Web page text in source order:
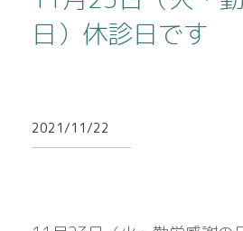
日）休診日です
2021/11/22